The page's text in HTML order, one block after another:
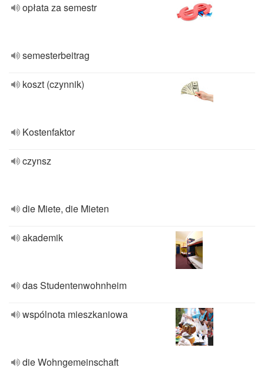
opłata za semestr
semesterbeitrag
koszt (czynnik)
Kostenfaktor
czynsz
die Miete, die Mieten
akademik
das Studentenwohnheim
wspólnota mieszkaniowa
die Wohngemeinschaft